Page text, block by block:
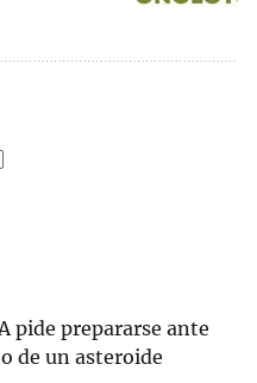
pide prepararse ante
de un asteroide